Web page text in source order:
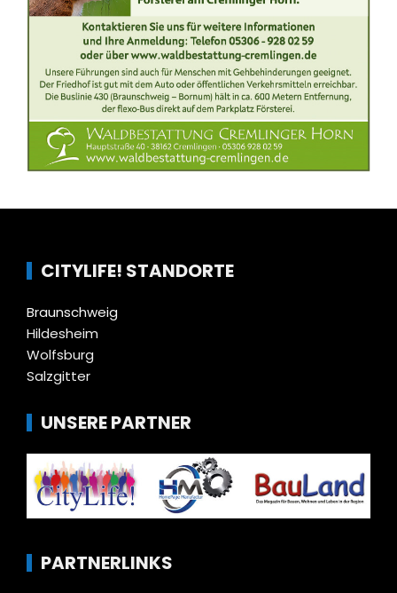
CITYLIFE! STANDORTE
Braunschweig
Hildesheim
Wolfsburg
Salzgitter
UNSERE PARTNER
PARTNERLINKS